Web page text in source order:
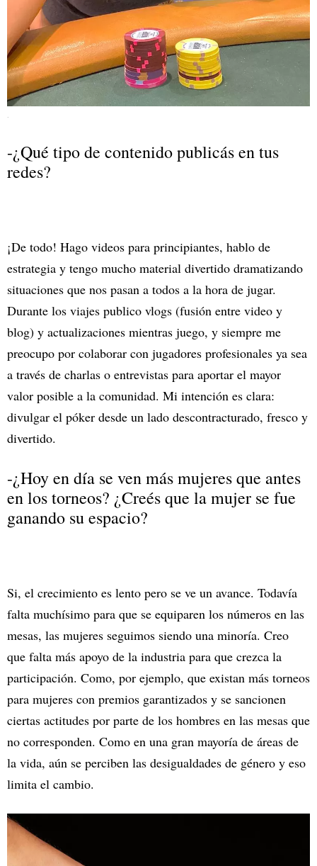
-¿Qué tipo de contenido publicás en tus
redes?
¡De todo! Hago videos para principiantes, hablo de
estrategia y tengo mucho material divertido dramatizando
situaciones que nos pasan a todos a la hora de jugar.
Durante los viajes publico vlogs (fusión entre video y
blog) y actualizaciones mientras juego, y siempre me
preocupo por colaborar con jugadores profesionales ya sea
a través de charlas o entrevistas para aportar el mayor
valor posible a la comunidad. Mi intención es clara:
divulgar el póker desde un lado descontracturado, fresco y
divertido.
-¿Hoy en día se ven más mujeres que antes
en los torneos? ¿Creés que la mujer se fue
ganando su espacio?
Si, el crecimiento es lento pero se ve un avance. Todavía
falta muchísimo para que se equiparen los números en las
mesas, las mujeres seguimos siendo una minoría. Creo
que falta más apoyo de la industria para que crezca la
participación. Como, por ejemplo, que existan más torneos
para mujeres con premios garantizados y se sancionen
ciertas actitudes por parte de los hombres en las mesas que
no corresponden. Como en una gran mayoría de áreas de
la vida, aún se perciben las desigualdades de género y eso
limita el cambio.